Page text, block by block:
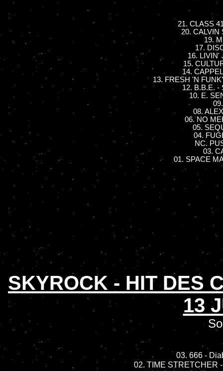
21. CLASS
20. CALVIN
19.
17.
16. LIVIN'
15.
14.
13. FRESH 'N
12. B.B.E. -
10. E.
08.
06. NO
05.
04.
NC.
03.
01. SPACE
SKYROCK - HIT DES
13
03. 666 -
02. TIME STRETCHER